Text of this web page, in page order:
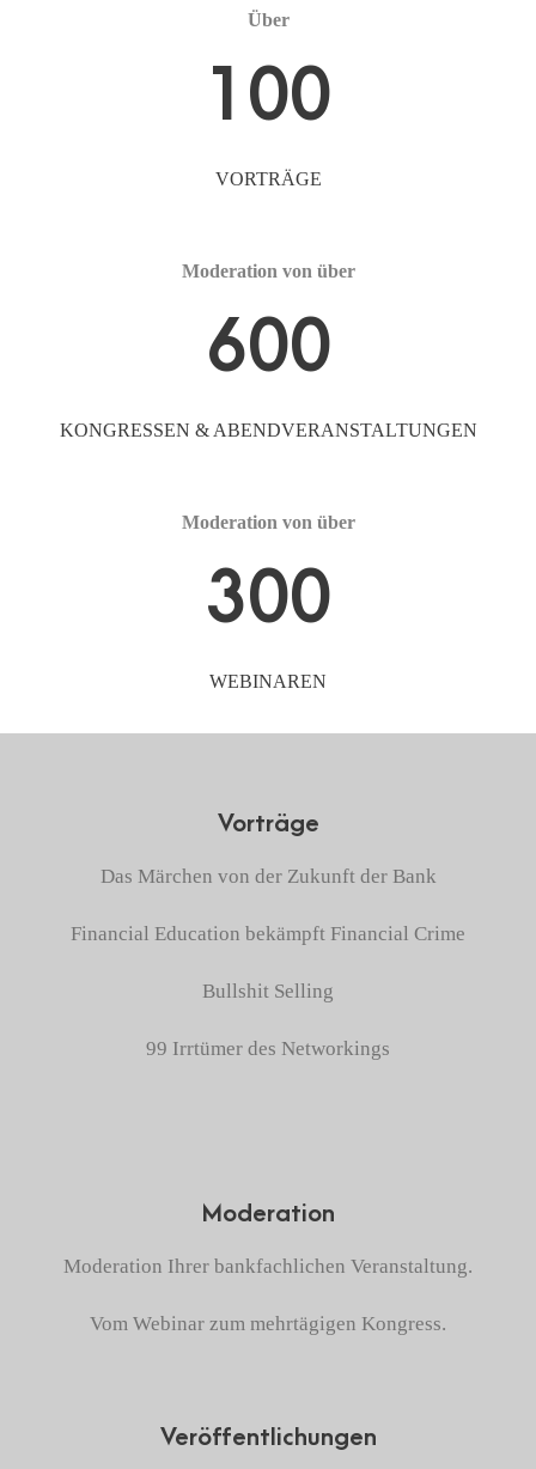
Über
100
VORTRÄGE
Moderation von über
600
KONGRESSEN & ABENDVERANSTALTUNGEN
Moderation von über
300
WEBINAREN
Vorträge
Das Märchen von der Zukunft der Bank
Financial Education bekämpft Financial Crime
Bullshit Selling
99 Irrtümer des Networkings
Moderation
Moderation Ihrer bankfachlichen Veranstaltung.
Vom Webinar zum mehrtägigen Kongress.
Veröffentlichungen